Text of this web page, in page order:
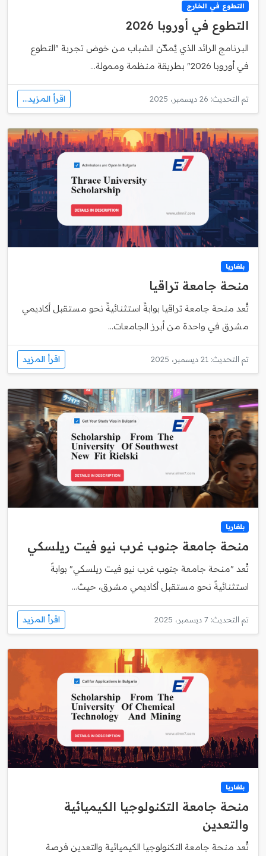
التطوع في الخارج
التطوع في أوروبا 2026
البرنامج الرائد الذي يُمكّن الشباب من خوض تجربة "التطوع
في أوروبا 2026" بطريقة منظمة وممولة...
تم التحديث: 26 ديسمبر، 2025 اقرأ المزيد...
بلغاريا
منحة جامعة تراقيا
تُعد منحة جامعة تراقيا بوابةً استثنائيةً نحو مستقبل أكاديمي
مشرق في واحدة من أبرز الجامعات...
تم التحديث: 21 ديسمبر، 2025 اقرأ المزيد
بلغاريا
منحة جامعة جنوب غرب نيو فيت ريلسكي
تُعد "منحة جامعة جنوب غرب نيو فيت ريلسكي" بوابةً
استثنائيةً نحو مستقبل أكاديمي مشرق، حيث...
تم التحديث: 7 ديسمبر، 2025 اقرأ المزيد
بلغاريا
منحة جامعة التكنولوجيا الكيميائية
والتعدين
تُعد منحة جامعة التكنولوجيا الكيميائية والتعدين فرصة